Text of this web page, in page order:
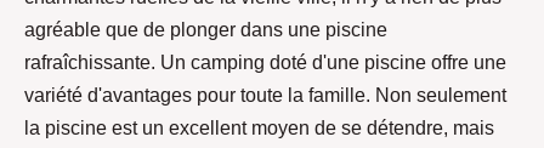
agréable que de plonger dans une piscine
rafraîchissante. Un camping doté d'une piscine offre une
variété d'avantages pour toute la famille. Non seulement
la piscine est un excellent moyen de se détendre, mais